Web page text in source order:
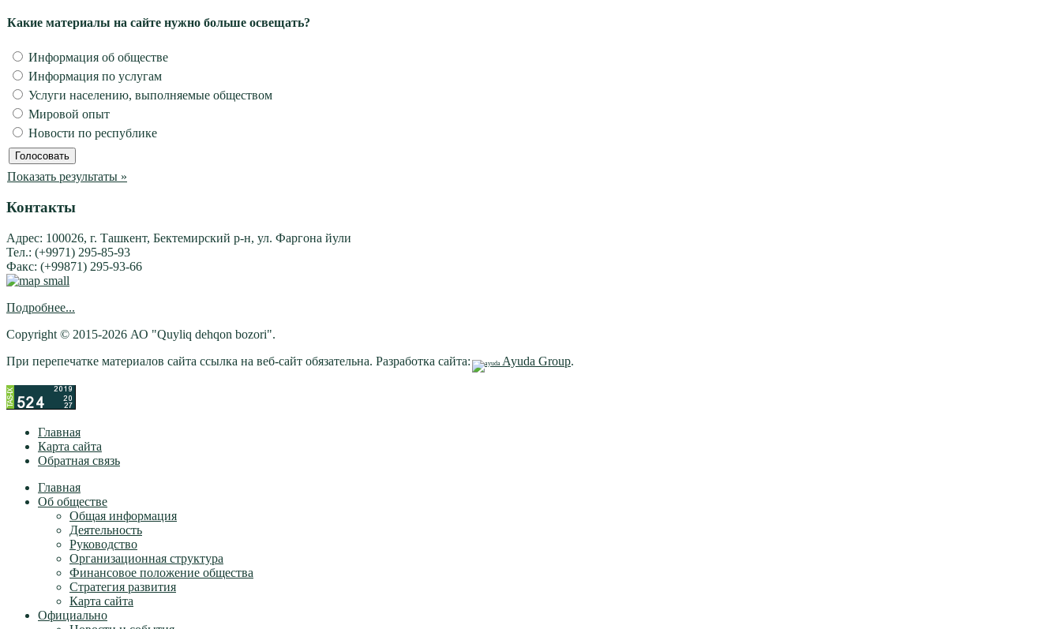
Какие материалы на сайте нужно больше освещать?
Информация об обществе
Информация по услугам
Услуги населению, выполняемые обществом
Мировой опыт
Новости по республике
Показать результаты »
Контакты
Адрес: 100026, г. Ташкент, Бектемирский р-н, ул. Фаргона йули
Тел.: (+9971) 295-85-93
Факс: (+99871) 295-93-66
Подробнее...
Copyright © 2015-2026 АО "Quyliq dehqon bozori".
При перепечатке материалов сайта ссылка на веб-сайт обязательна. Разработка сайта:
Ayuda Group.
Главная
Карта сайта
Обратная связь
Главная
Об обществе
Общая информация
Деятельность
Руководство
Организационная структура
Финансовое положение общества
Стратегия развития
Карта сайта
Официально